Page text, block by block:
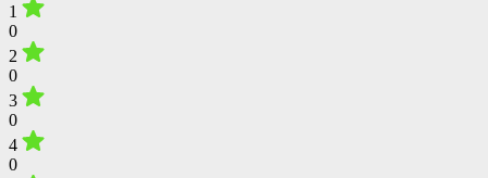
1
0
2
0
3
0
4
0